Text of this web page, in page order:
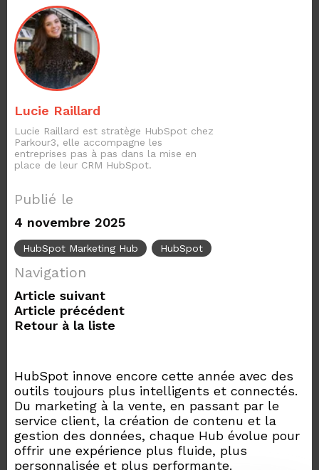
Lucie Raillard
Lucie Raillard est stratège HubSpot chez
Parkour3, elle accompagne les
entreprises pas à pas dans la mise en
place de leur CRM HubSpot.
Publié le
4 novembre 2025
HubSpot Marketing Hub HubSpot
Navigation
Article suivant
Article précédent
Retour à la liste
HubSpot innove encore cette année avec des
outils toujours plus intelligents et connectés.
Du marketing à la vente, en passant par le
service client, la création de contenu et la
gestion des données, chaque Hub évolue pour
offrir une expérience plus fluide, plus
personnalisée et plus performante.